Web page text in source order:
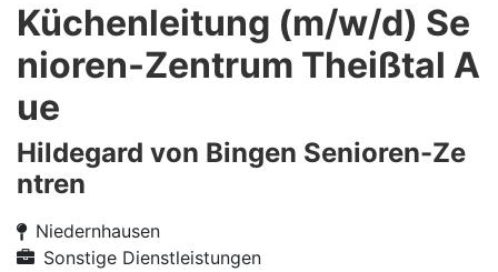
Küchenleitung (m/w/d) Se
nioren-Zentrum Theißtal A
ue
Hildegard von Bingen Senioren-Ze
ntren
Niedernhausen
Sonstige Dienstleistungen